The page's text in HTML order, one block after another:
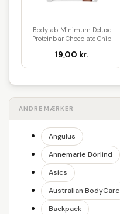
Bodylab Minimum Deluxe
Proteinbar Chocolate Chip
19,00 kr.
ANDRE MÆRKER
Angulus
Annemarie Börlind
Asics
Australian BodyCare
Backpack